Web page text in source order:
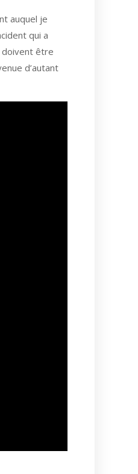
auquel je
qui a
doivent être
d’autant